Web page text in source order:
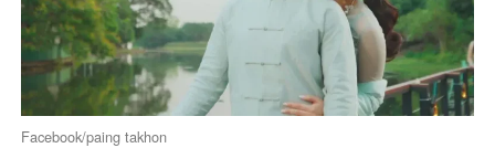
Facebook/paing takhon